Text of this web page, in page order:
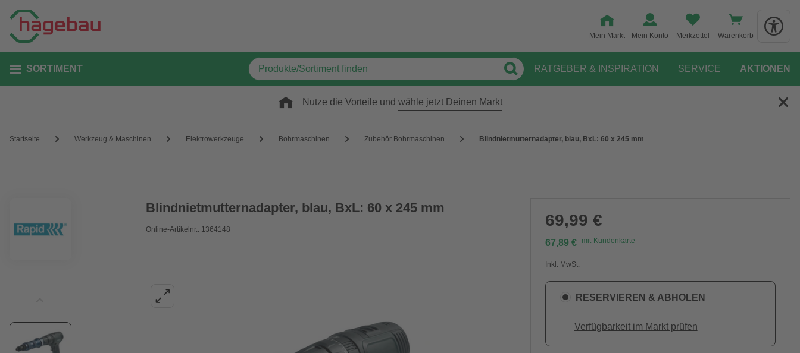
Mein Markt Mein Konto Merkzettel Warenkorb
SORTIMENT RATGEBER & INSPIRATION SERVICE AKTIONEN
Nutze die Vorteile und wähle jetzt Deinen Markt
Startseite Werkzeug & Maschinen Elektrowerkzeuge Bohrmaschinen Zubehör Bohrmaschinen Blindnietmutternadapter, blau, BxL: 60 x 245 mm
Blindnietmutternadapter, blau, BxL: 60 x 245 mm
Online-Artikelnr.: 1364148 69,99 €
67,89 € mit Kundenkarte
Inkl. MwSt.
RESERVIEREN & ABHOLEN
Verfügbarkeit im Markt prüfen